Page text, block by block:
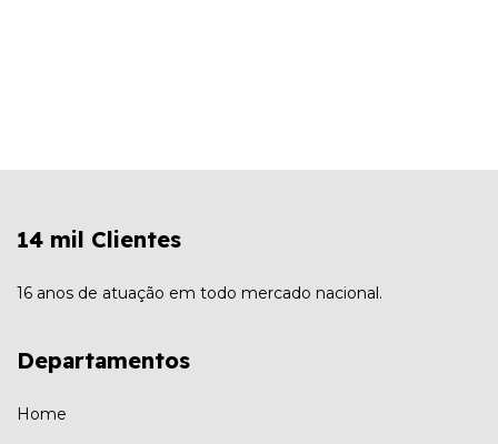
14 mil Clientes
16 anos de atuação em todo mercado nacional.
Departamentos
Home